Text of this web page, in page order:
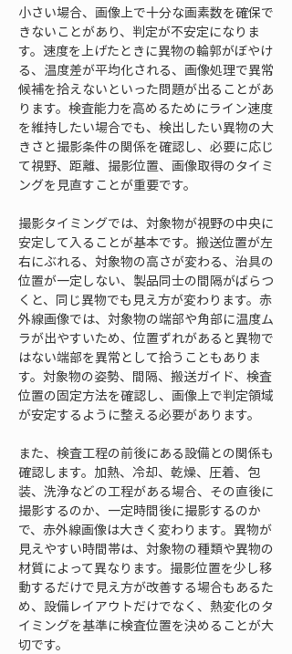
小さい場合、画像上で十分な画素数を確保で
きないことがあり、判定が不安定になりま
す。速度を上げたときに異物の輪郭がぼやけ
る、温度差が平均化される、画像処理で異常
候補を拾えないといった問題が出ることがあ
ります。検査能力を高めるためにライン速度
を維持したい場合でも、検出したい異物の大
きさと撮影条件の関係を確認し、必要に応じ
て視野、距離、撮影位置、画像取得のタイミ
ングを見直すことが重要です。
撮影タイミングでは、対象物が視野の中央に
安定して入ることが基本です。搬送位置が左
右にぶれる、対象物の高さが変わる、治具の
位置が一定しない、製品同士の間隔がばらつ
くと、同じ異物でも見え方が変わります。赤
外線画像では、対象物の端部や角部に温度ム
ラが出やすいため、位置ずれがあると異物で
はない端部を異常として拾うこともありま
す。対象物の姿勢、間隔、搬送ガイド、検査
位置の固定方法を確認し、画像上で判定領域
が安定するように整える必要があります。
また、検査工程の前後にある設備との関係も
確認します。加熱、冷却、乾燥、圧着、包
装、洗浄などの工程がある場合、その直後に
撮影するのか、一定時間後に撮影するのか
で、赤外線画像は大きく変わります。異物が
見えやすい時間帯は、対象物の種類や異物の
材質によって異なります。撮影位置を少し移
動するだけで見え方が改善する場合もあるた
め、設備レイアウトだけでなく、熱変化のタ
イミングを基準に検査位置を決めることが大
切です。